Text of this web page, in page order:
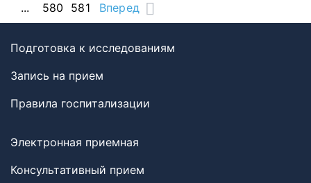
...
580 581 Вперед
Подготовка к исследованиям
Запись на прием
Правила госпитализации
Электронная приемная
Консультативный прием